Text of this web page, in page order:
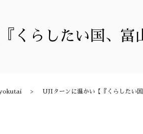
くらしたい国、富
UJIターンに温かい【『くらしたい国